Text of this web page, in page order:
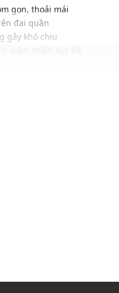
gọn, thoải mái
đai quần
gây khó chịu